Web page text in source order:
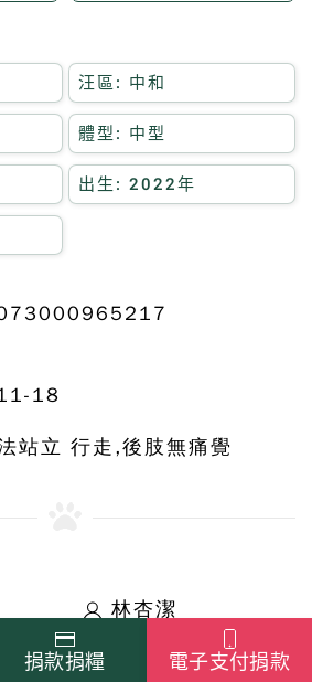
汪區: 中和
體型: 中型
出生: 2022年
18
站立 行走,後肢無痛覺
林杏潔
捐款捐糧 電子支付捐款